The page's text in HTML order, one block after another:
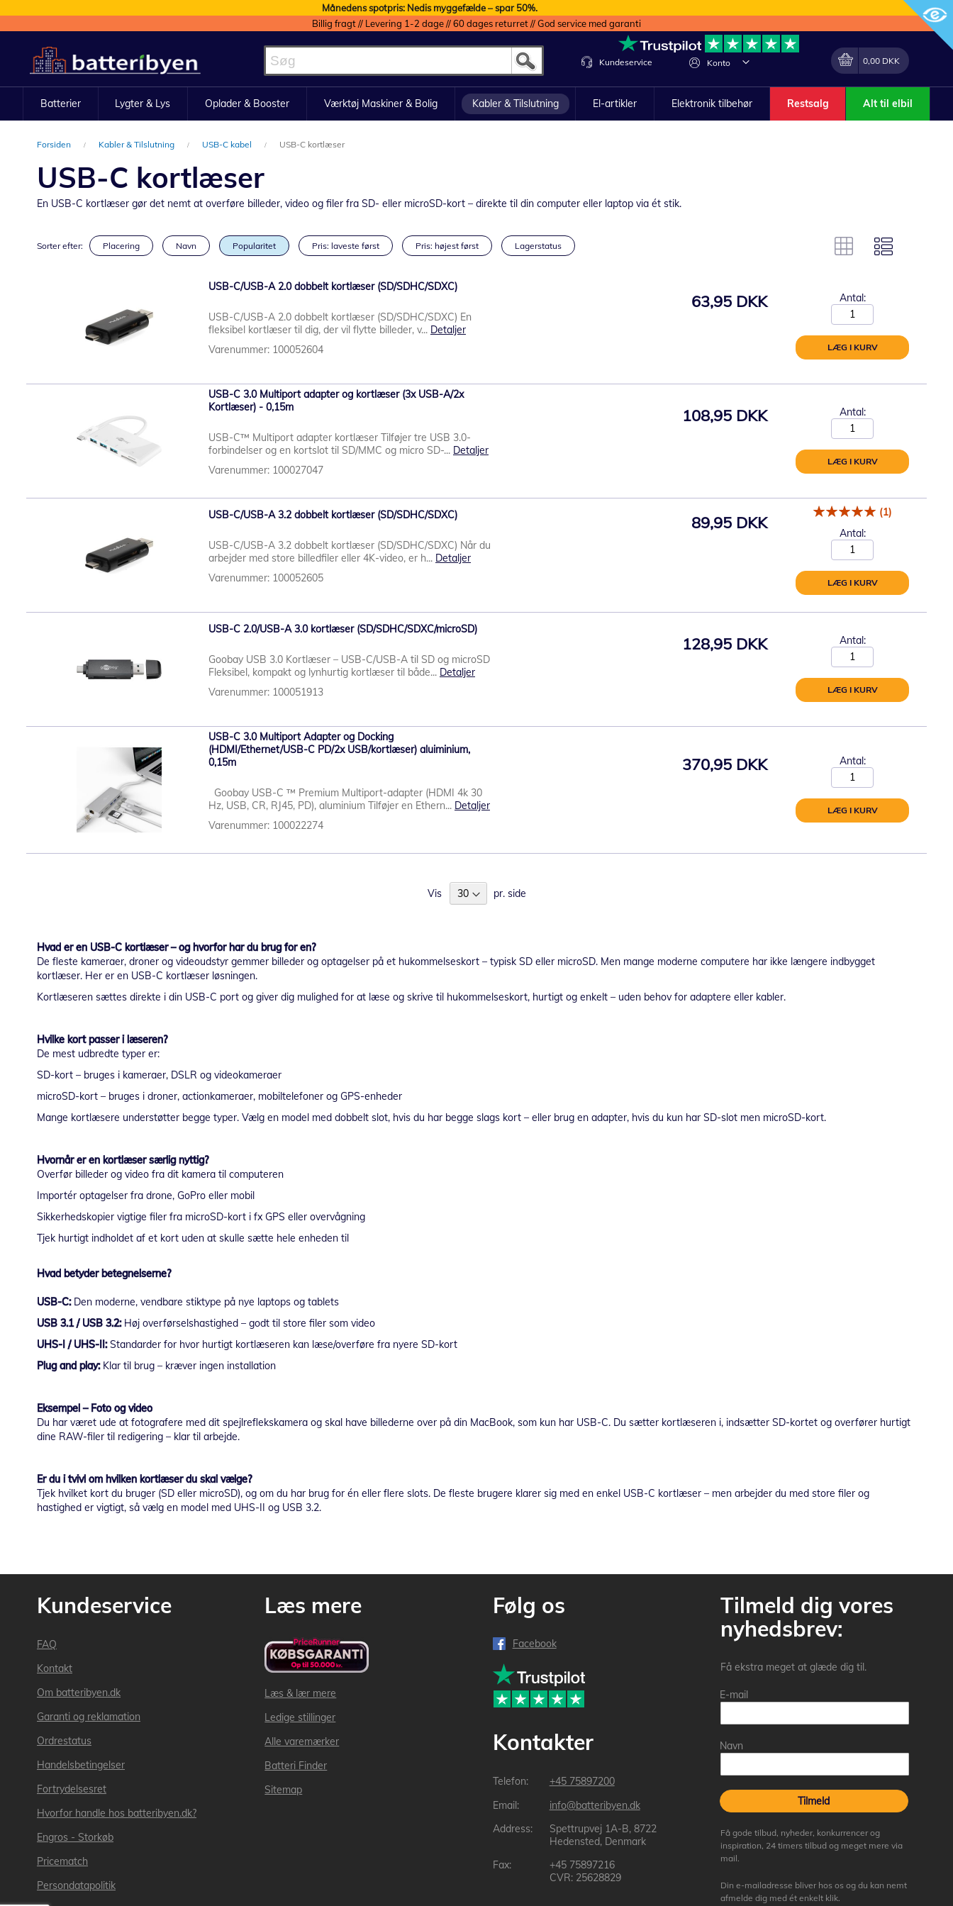
Månedens spotpris: Nedis myggefælde – spar 50%.
Billig fragt // Levering 1-2 dage // 60 dages returret // God service med garanti
to
Content
Konto
Lave
Min indkøbskurv
0,00 DKK
Kundeservice
Batterier Lygter & Lys Oplader & Booster Værktøj Maskiner & Bolig Kabler & Tilslutning El-artikler Elektronik tilbehør Restsalg Alt til elbil
Forsiden Kabler & Tilslutning USB-C kabel USB-C kortlæser
USB-C kortlæser
En USB-C kortlæser gør det nemt at overføre billeder, video og filer fra SD- eller microSD-kort – direkte til din computer eller laptop via ét stik.
Sorter efter: Placering Navn Popularitet Pris: laveste først Pris: højest først Lagerstatus
USB-C/USB-A 2.0 dobbelt kortlæser (SD/SDHC/SDXC)
USB-C/USB-A 2.0 dobbelt kortlæser (SD/SDHC/SDXC) En
fleksibel kortlæser til dig, der vil flytte billeder, v... Detaljer
Varenummer: 100052604
63,95 DKK Antal:
LÆG I KURV
USB-C 3.0 Multiport adapter og kortlæser (3x USB-A/2x
Kortlæser) - 0,15m
USB-C™ Multiport adapter kortlæser Tilføjer tre USB 3.0-
forbindelser og en kortslot til SD/MMC og micro SD-... Detaljer
Varenummer: 100027047
108,95 DKK Antal:
LÆG I KURV
USB-C/USB-A 3.2 dobbelt kortlæser (SD/SDHC/SDXC)
USB-C/USB-A 3.2 dobbelt kortlæser (SD/SDHC/SDXC) Når du
arbejder med store billedfiler eller 4K-video, er h... Detaljer
Varenummer: 100052605
89,95 DKK
(1)
Antal:
LÆG I KURV
USB-C 2.0/USB-A 3.0 kortlæser (SD/SDHC/SDXC/microSD)
Goobay USB 3.0 Kortlæser – USB-C/USB-A til SD og microSD
Fleksibel, kompakt og lynhurtig kortlæser til både... Detaljer
Varenummer: 100051913
128,95 DKK Antal:
LÆG I KURV
USB-C 3.0 Multiport Adapter og Docking
(HDMI/Ethernet/USB-C PD/2x USB/kortlæser) aluiminium,
0,15m
Goobay USB-C ™ Premium Multiport-adapter (HDMI 4k 30
Hz, USB, CR, RJ45, PD), aluminium Tilføjer en Ethern... Detaljer
Varenummer: 100022274
370,95 DKK Antal:
LÆG I KURV
Vis pr. side
Hvad er en USB-C kortlæser – og hvorfor har du brug for en?
De fleste kameraer, droner og videoudstyr gemmer billeder og optagelser på et hukommelseskort – typisk SD eller microSD. Men mange moderne computere har ikke længere indbygget
kortlæser. Her er en USB-C kortlæser løsningen.
Kortlæseren sættes direkte i din USB-C port og giver dig mulighed for at læse og skrive til hukommelseskort, hurtigt og enkelt – uden behov for adaptere eller kabler.
Hvilke kort passer i læseren?
De mest udbredte typer er:
SD-kort – bruges i kameraer, DSLR og videokameraer
microSD-kort – bruges i droner, actionkameraer, mobiltelefoner og GPS-enheder
Mange kortlæsere understøtter begge typer. Vælg en model med dobbelt slot, hvis du har begge slags kort – eller brug en adapter, hvis du kun har SD-slot men microSD-kort.
Hvornår er en kortlæser særlig nyttig?
Overfør billeder og video fra dit kamera til computeren
Importér optagelser fra drone, GoPro eller mobil
Sikkerhedskopier vigtige filer fra microSD-kort i fx GPS eller overvågning
Tjek hurtigt indholdet af et kort uden at skulle sætte hele enheden til
Hvad betyder betegnelserne?
USB-C:Den moderne, vendbare stiktype på nye laptops og tablets
USB 3.1 / USB 3.2:Høj overførselshastighed – godt til store filer som video
UHS-I / UHS-II:Standarder for hvor hurtigt kortlæseren kan læse/overføre fra nyere SD-kort
Plug and play:Klar til brug – kræver ingen installation
Eksempel – Foto og video
Du har været ude at fotografere med dit spejlreflekskamera og skal have billederne over på din MacBook, som kun har USB-C. Du sætter kortlæseren i, indsætter SD-kortet og overfører hurtigt
dine RAW-filer til redigering – klar til arbejde.
Er du i tvivl om hvilken kortlæser du skal vælge?
Tjek hvilket kort du bruger (SD eller microSD), og om du har brug for én eller flere slots. De fleste brugere klarer sig med en enkel USB-C kortlæser – men arbejder du med store filer og
hastighed er vigtigt, så vælg en model med UHS-II og USB 3.2.
Kundeservice
FAQ
Kontakt
Om batteribyen.dk
Garanti og reklamation
Ordrestatus
Handelsbetingelser
Fortrydelsesret
Hvorfor handle hos batteribyen.dk?
Engros - Storkøb
Pricematch
Persondatapolitik
Læs mere
Læs & lær mere
Ledige stillinger
Alle varemærker
Batteri Finder
Sitemap
Følg os
Facebook
Kontakter
+45 75897200
info@batteribyen.dk
Spettrupvej 1A-B, 8722
Hedensted, Denmark
+45 75897216
CVR: 25628829
Tilmeld dig vores
nyhedsbrev:
Få ekstra meget at glæde dig til.
E-mail
Navn
Tilmeld
Få gode tilbud, nyheder, konkurrencer og
inspiration, 24 timers tilbud og meget mere via
mail.
Din e-mailadresse bliver hos os og du kan nemt
afmelde dig med ét enkelt klik.